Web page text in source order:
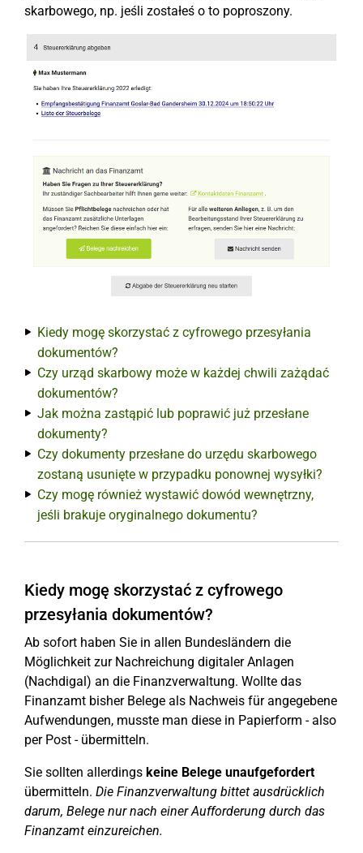
skarbowego, np. jeśli zostałeś o to poproszony.
Kiedy mogę skorzystać z cyfrowego przesyłania
dokumentów?
Czy urząd skarbowy może w każdej chwili zażądać
dokumentów?
Jak można zastąpić lub poprawić już przesłane
dokumenty?
Czy dokumenty przesłane do urzędu skarbowego
zostaną usunięte w przypadku ponownej wysyłki?
Czy mogę również wystawić dowód wewnętrzny,
jeśli brakuje oryginalnego dokumentu?
Kiedy mogę skorzystać z cyfrowego
przesyłania dokumentów?
Ab sofort haben Sie in allen Bundesländern die
Möglichkeit zur Nachreichung digitaler Anlagen
(Nachdigal) an die Finanzverwaltung. Wollte das
Finanzamt bisher Belege als Nachweis für angegebene
Aufwendungen, musste man diese in Papierform - also
per Post - übermitteln.
Sie sollten allerdings keine Belege unaufgefordert
übermitteln. Die Finanzverwaltung bittet ausdrücklich
darum, Belege nur nach einer Aufforderung durch das
Finanzamt einzureichen.